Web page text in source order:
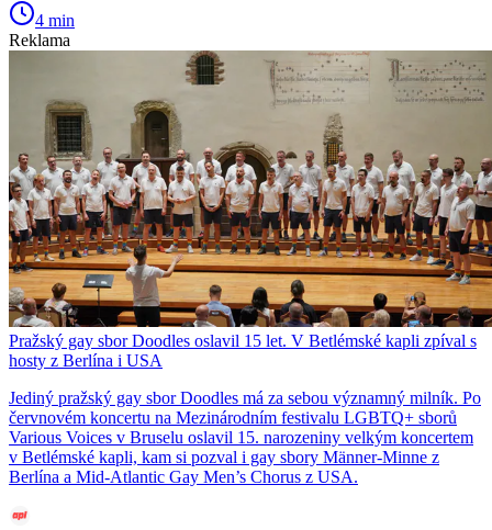
4 min
Reklama
Pražský gay sbor Doodles oslavil 15 let. V Betlémské kapli zpíval s
hosty z Berlína i USA
Jediný pražský gay sbor Doodles má za sebou významný milník. Po
červnovém koncertu na Mezinárodním festivalu LGBTQ+ sborů
Various Voices v Bruselu oslavil 15. narozeniny velkým koncertem
v Betlémské kapli, kam si pozval i gay sbory Männer-Minne z
Berlína a Mid-Atlantic Gay Men’s Chorus z USA.